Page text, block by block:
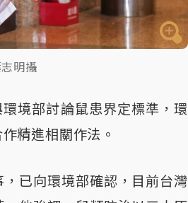
明攝
境部討論鼠患界定標準，環
精進相關作法。
已向環境部確認，目前台灣